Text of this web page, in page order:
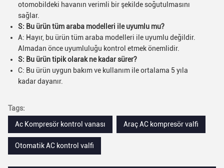
otomobildeki havanın verimli bir şekilde soğutulmasını
sağlar.
S: Bu ürün tüm araba modelleri ile uyumlu mu?
A: Hayır, bu ürün tüm araba modelleri ile uyumlu değildir.
Almadan önce uyumluluğu kontrol etmek önemlidir.
S: Bu ürün tipik olarak ne kadar sürer?
C: Bu ürün uygun bakım ve kullanım ile ortalama 5 yıla
kadar dayanır.
Tags:
Ac Kompresör kontrol vanası
Araç AC kompresör valfi
Otomatik AC kontrol valfi